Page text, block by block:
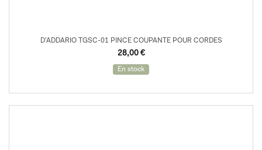
D’ADDARIO TGSC-01 PINCE COUPANTE POUR CORDES
28,00 €
En stock